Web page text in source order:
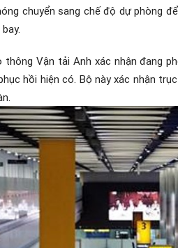
chuyển sang chế độ dự phòng
thông Vận tải Anh xác nhận đang
hồi hiện có. Bộ này xác nhận